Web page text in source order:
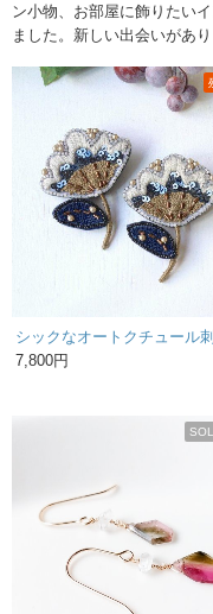
ン小物、お部屋に飾りたい
ました。新しい出会いがあり
7,800円